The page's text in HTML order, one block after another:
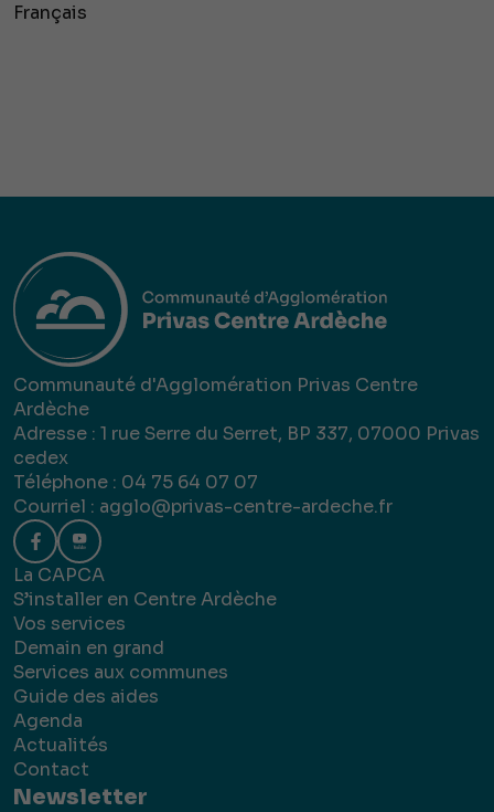
Français
Communauté d'Agglomération Privas Centre
Ardèche
Adresse : 1 rue Serre du Serret, BP 337, 07000 Privas
cedex
Téléphone : 04 75 64 07 07
Courriel : agglo@privas-centre-ardeche.fr
La CAPCA
S’installer en Centre Ardèche
Vos services
Demain en grand
Services aux communes
Guide des aides
Agenda
Actualités
Contact
Newsletter